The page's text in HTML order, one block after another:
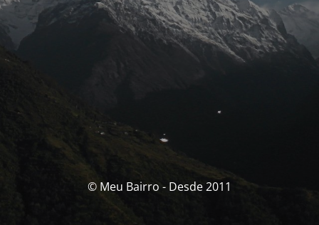
© Meu Bairro - Desde 2011